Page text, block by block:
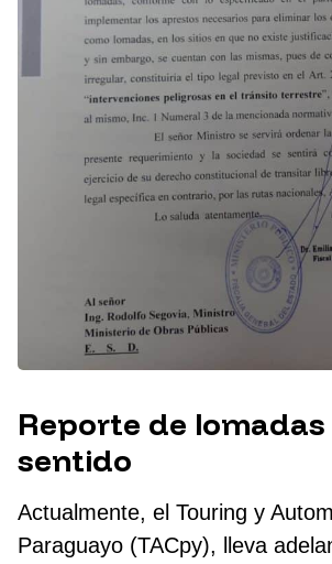
Reporte de lomadas
sentido
Actualmente, el Touring y
Paraguayo (TACpy), lleva